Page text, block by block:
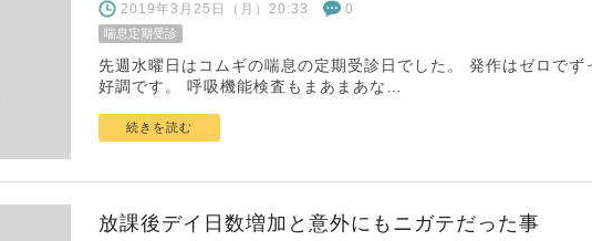
2019年3月25日（月）20:33 0
喘息定期受診
先週水曜日はコムギの喘息の定期受診日でした。 発作はゼロでず
好調です。 呼吸機能検査もまあまあな…
続きを読む
放課後デイ日数増加と意外にもニガテだった事